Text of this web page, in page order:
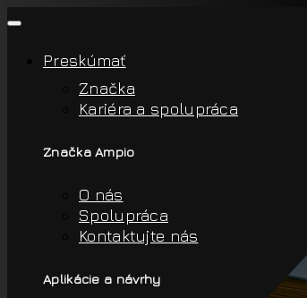
Preskúmať
Značka
Kariéra a spolupráca
Značka Ampio
O nás
Spolupráca
Kontaktujte nás
Aplikácie a návrhy